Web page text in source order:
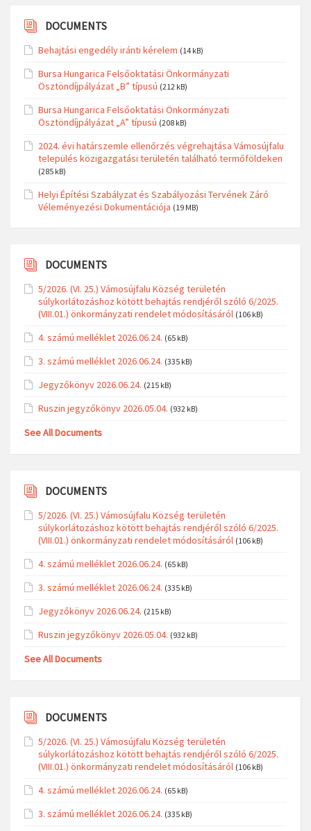
DOCUMENTS
Behajtási engedély iránti kérelem (14 kB)
Bursa Hungarica Felsőoktatási Önkormányzati
Ösztöndíjpályázat „B” típusú (212 kB)
Bursa Hungarica Felsőoktatási Önkormányzati
Ösztöndíjpályázat „A” típusú (208 kB)
2024. évi határszemle ellenőrzés végrehajtása Vámosújfalu
település közigazgatási területén található termőföldeken
(285 kB)
Helyi Építési Szabályzat és Szabályozási Tervének Záró
Véleményezési Dokumentációja (19 MB)
DOCUMENTS
5/2026. (VI. 25.) Vámosújfalu Község területén
súlykorlátozáshoz kötött behajtás rendjéről szóló 6/2025.
(VIII.01.) önkormányzati rendelet módosításáról (106 kB)
4. számú melléklet 2026.06.24. (65 kB)
3. számú melléklet 2026.06.24. (335 kB)
Jegyzőkönyv 2026.06.24. (215 kB)
Ruszin jegyzőkönyv 2026.05.04. (932 kB)
See All Documents
DOCUMENTS
5/2026. (VI. 25.) Vámosújfalu Község területén
súlykorlátozáshoz kötött behajtás rendjéről szóló 6/2025.
(VIII.01.) önkormányzati rendelet módosításáról (106 kB)
4. számú melléklet 2026.06.24. (65 kB)
3. számú melléklet 2026.06.24. (335 kB)
Jegyzőkönyv 2026.06.24. (215 kB)
Ruszin jegyzőkönyv 2026.05.04. (932 kB)
See All Documents
DOCUMENTS
5/2026. (VI. 25.) Vámosújfalu Község területén
súlykorlátozáshoz kötött behajtás rendjéről szóló 6/2025.
(VIII.01.) önkormányzati rendelet módosításáról (106 kB)
4. számú melléklet 2026.06.24. (65 kB)
3. számú melléklet 2026.06.24. (335 kB)